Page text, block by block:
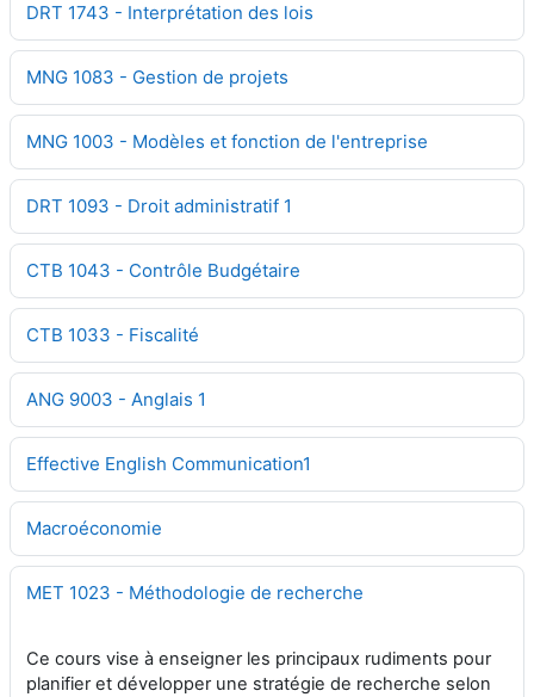
DRT 1743 - Interprétation des lois
MNG 1083 - Gestion de projets
MNG 1003 - Modèles et fonction de l'entreprise
DRT 1093 - Droit administratif 1
CTB 1043 - Contrôle Budgétaire
CTB 1033 - Fiscalité
ANG 9003 - Anglais 1
Effective English Communication1
Macroéconomie
MET 1023 - Méthodologie de recherche
Ce cours vise à enseigner les principaux rudiments pour
planifier et développer une stratégie de recherche selon